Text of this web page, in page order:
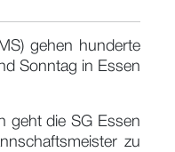
gehen hunderte
Sonntag in Essen
geht die SG Essen
zu